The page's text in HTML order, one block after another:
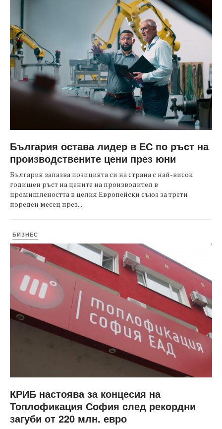
България остава лидер в ЕС по ръст на
производствените цени през юни
България запазва позицията си на страна с най-висок
годишен ръст на цените на производител в
промишлеността в целия Европейски съюз за трети
пореден месец през...
БИЗНЕС
КРИБ настоява за концесия на
Топлофикация София след рекордни
загуби от 220 млн. евро